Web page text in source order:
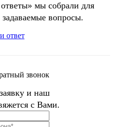
мы собрали для
вопросы.
ответ
звонок
и наш
с Вами.